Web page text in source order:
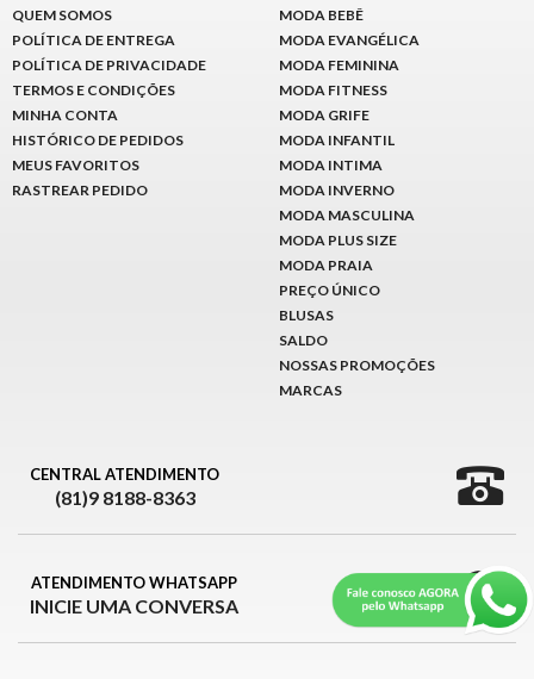
QUEM SOMOS
POLÍTICA DE ENTREGA
POLÍTICA DE PRIVACIDADE
TERMOS E CONDIÇÕES
MINHA CONTA
HISTÓRICO DE PEDIDOS
MEUS FAVORITOS
RASTREAR PEDIDO
MODA BEBÊ
MODA EVANGÉLICA
MODA FEMININA
MODA FITNESS
MODA GRIFE
MODA INFANTIL
MODA INTIMA
MODA INVERNO
MODA MASCULINA
MODA PLUS SIZE
MODA PRAIA
PREÇO ÚNICO
BLUSAS
SALDO
NOSSAS PROMOÇÕES
MARCAS
CENTRAL ATENDIMENTO
(81)9 8188-8363
ATENDIMENTO WHATSAPP
INICIE UMA CONVERSA